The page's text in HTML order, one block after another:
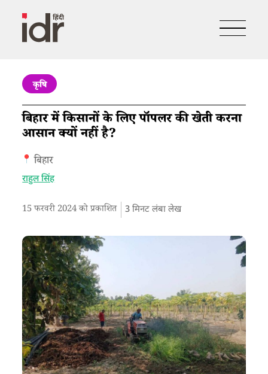
कृषि
बिहार में किसानों के लिए पॉपलर की खेती करना
आसान क्यों नहीं है?
बिहार
राहुल सिंह
15 फरवरी 2024 को प्रकाशित 3मिनट लंबा लेख